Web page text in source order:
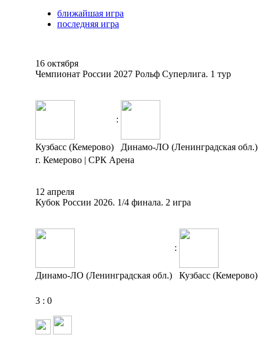
ближайшая игра
последняя игра
16 октября
Чемпионат России 2027 Рольф Суперлига. 1 тур
:
Кузбасс (Кемерово)
Динамо-ЛО (Ленинградская обл.)
г. Кемерово | СРК Арена
12 апреля
Кубок России 2026. 1/4 финала. 2 игра
:
Динамо-ЛО (Ленинградская обл.) Кузбасс (Кемерово)
3 : 0